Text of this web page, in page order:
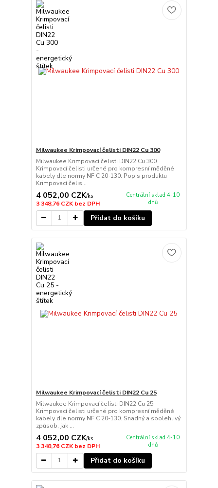
Milwaukee Krimpovací čelisti DIN22 Cu 300
Milwaukee Krimpovací čelisti DIN22 Cu 300
Krimpovací čelisti určené pro kompresní měděné
kabely dle normy NF C 20-130. Popis produktu
Krimpovací čelis...
4 052,00 CZK/ks
3 348,76 CZKbez DPH
Centrální sklad 4-10
dnů
Přidat do košíku
Milwaukee Krimpovací čelisti DIN22 Cu 25
Milwaukee Krimpovací čelisti DIN22 Cu 25
Krimpovací čelisti určené pro kompresní měděné
kabely dle normy NF C 20-130. Snadný a spolehlivý
způsob, jak ...
4 052,00 CZK/ks
3 348,76 CZKbez DPH
Centrální sklad 4-10
dnů
Přidat do košíku